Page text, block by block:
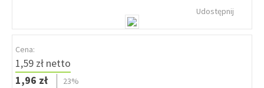
Udostępnij
Cena:
1,59 zł netto
1,96 zł
23%